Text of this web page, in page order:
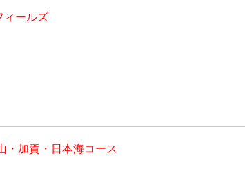
ールズ
・加賀・日本海コース